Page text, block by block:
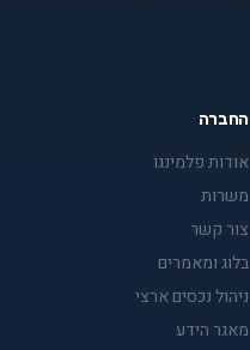
החברה
אודות פלמינגו
משרות
צור קשר
בלוג ומאמרים
ניהול נכסים ארצי
מאגר הידע